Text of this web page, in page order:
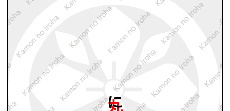
八重桔梗模様